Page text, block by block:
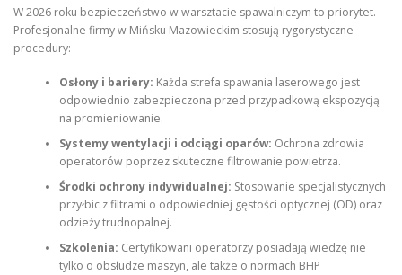
W 2026 roku bezpieczeństwo w warsztacie spawalniczym to priorytet.
Profesjonalne firmy w Mińsku Mazowieckim stosują rygorystyczne
procedury:
Osłony i bariery: Każda strefa spawania laserowego jest
odpowiednio zabezpieczona przed przypadkową ekspozycją
na promieniowanie.
Systemy wentylacji i odciągi oparów: Ochrona zdrowia
operatorów poprzez skuteczne filtrowanie powietrza.
Środki ochrony indywidualnej: Stosowanie specjalistycznych
przyłbic z filtrami o odpowiedniej gęstości optycznej (OD) oraz
odzieży trudnopalnej.
Szkolenia: Certyfikowani operatorzy posiadają wiedzę nie
tylko o obsłudze maszyn, ale także o normach BHP